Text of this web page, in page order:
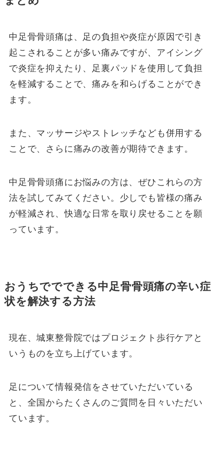
中足骨骨頭痛は、足の負担や炎症が原因で引き
起こされることが多い痛みですが、アイシング
で炎症を抑えたり、足裏パッドを使用して負担
を軽減することで、痛みを和らげることができ
ます。
また、マッサージやストレッチなども併用する
ことで、さらに痛みの改善が期待できます。
中足骨骨頭痛にお悩みの方は、ぜひこれらの方
法を試してみてください。少しでも皆様の痛み
が軽減され、快適な日常を取り戻せることを願
っています。
おうちででできる中足骨骨頭痛の辛い症
状を解決する方法
現在、城東整骨院ではプロジェクト歩行ケアと
いうものを立ち上げています。
足について情報発信をさせていただいている
と、全国からたくさんのご質問を日々いただい
ています。